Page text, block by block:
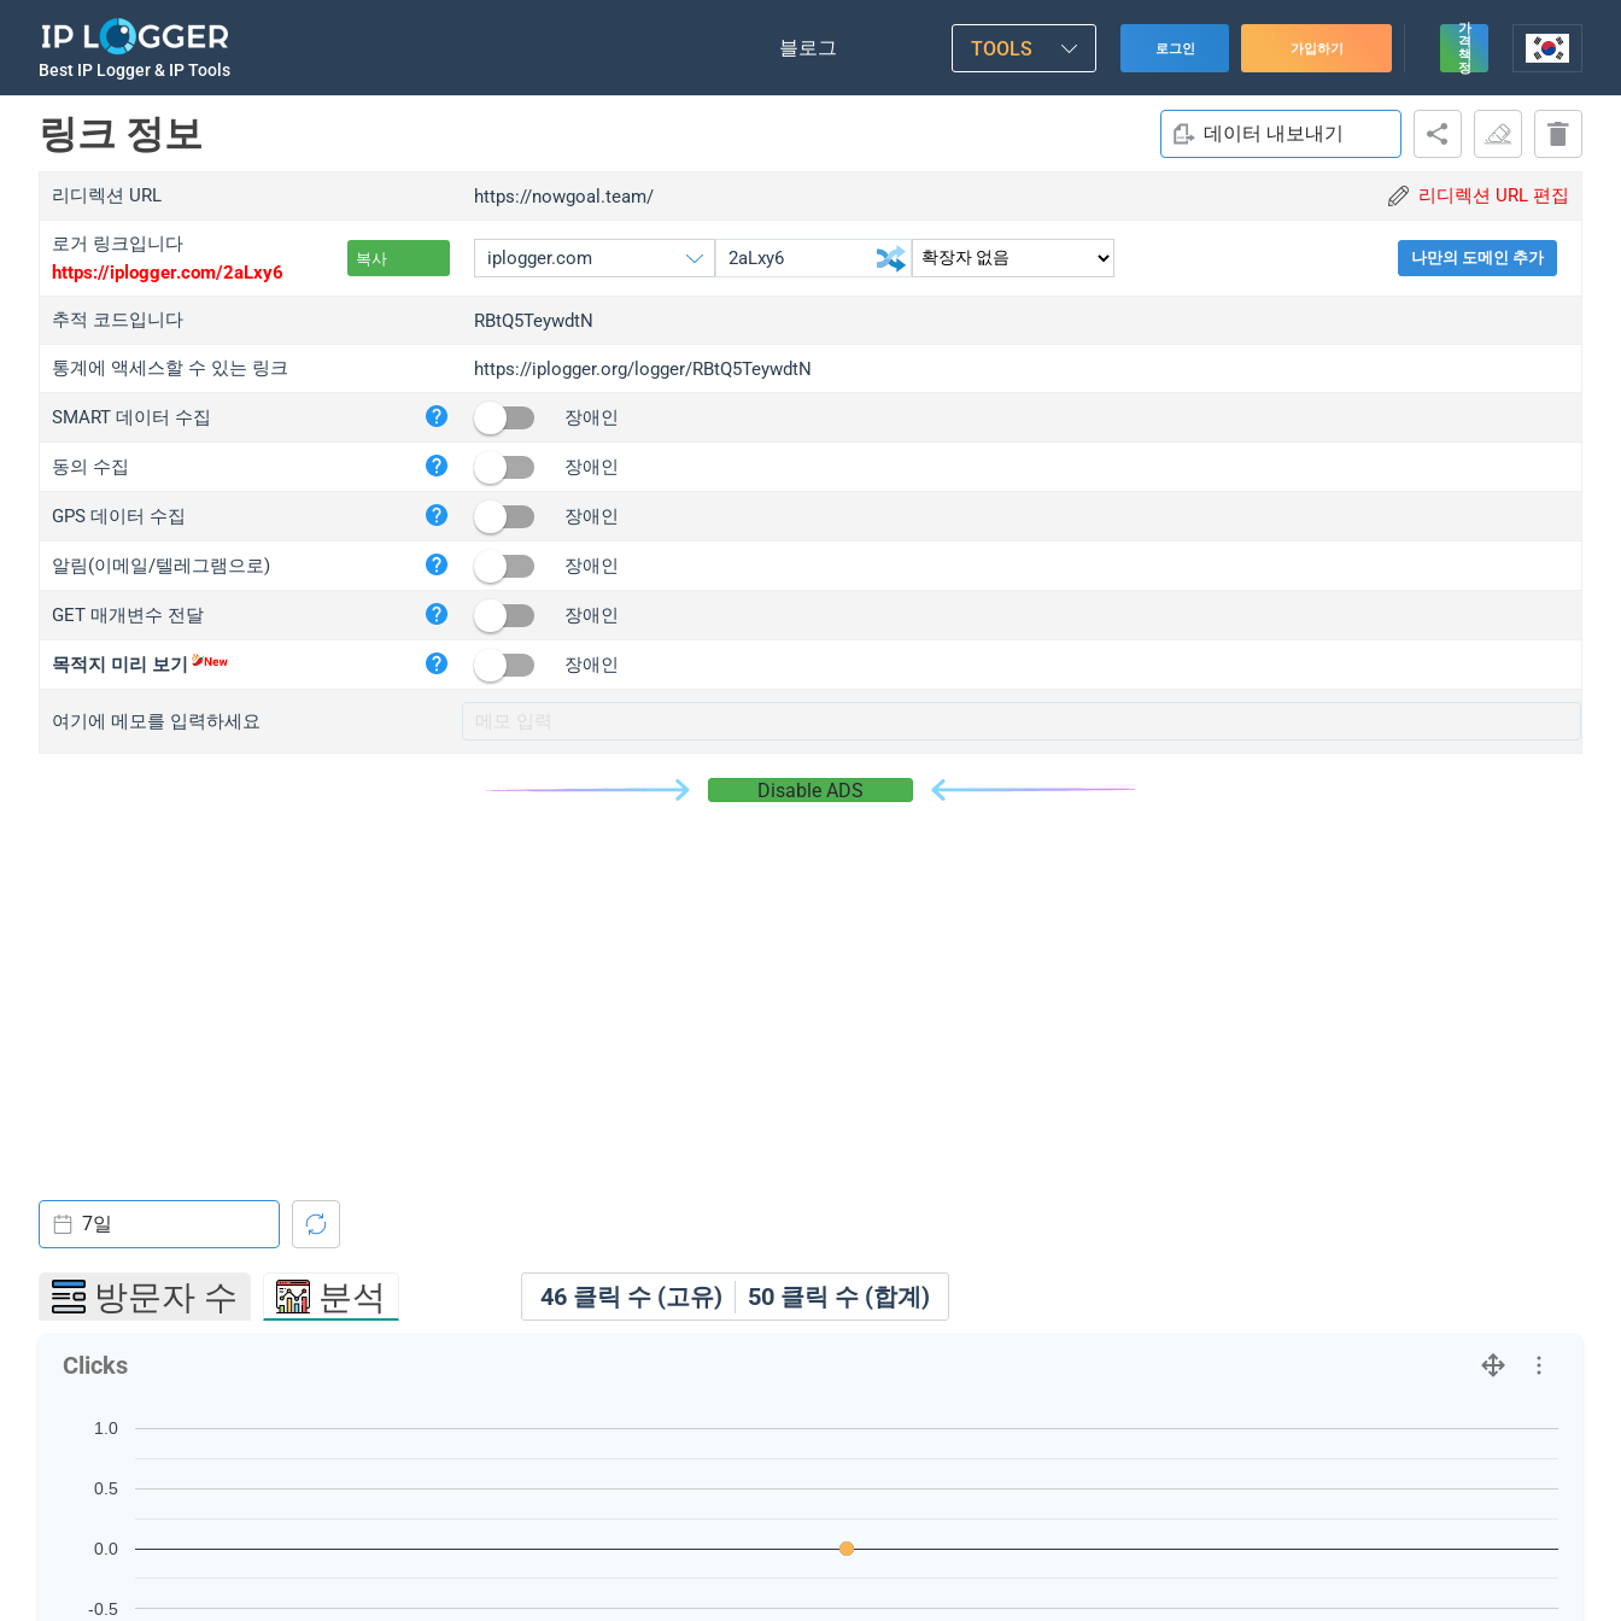
Best IP Logger & IP Tools
블로그 TOOLS 로그인 가입하기
가
격
책
정
링크 정보 데이터 내보내기
리디렉션 URL https://nowgoal.team/ 리디렉션 URL 편집
로거 링크입니다
https://iplogger.com/2aLxy6
복사
iplogger.org
wl.gl
ed.tc
iplogger.com
iplogger.co
2no.co
나만의 도메인 추가
추적 코드입니다 RBtQ5TeywdtN
통계에 액세스할 수 있는 링크 https://iplogger.org/logger/RBtQ5TeywdtN
SMART 데이터 수집 장애인
동의 수집 장애인
GPS 데이터 수집 장애인
알림(이메일/텔레그램으로) 장애인
GET 매개변수 전달 장애인
목적지 미리 보기 장애인
여기에 메모를 입력하세요
Disable ADS
46 클릭 수 (고유) 50 클릭 수 (합계)
7일
방문자 수 분석
Clicks
-0.5
0.0
0.5
1.0